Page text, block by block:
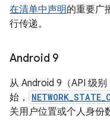
在清单中声明的重要广
行传递。
Android 9
从 Android 9（API 级别
始，
关用户位置或个人身份